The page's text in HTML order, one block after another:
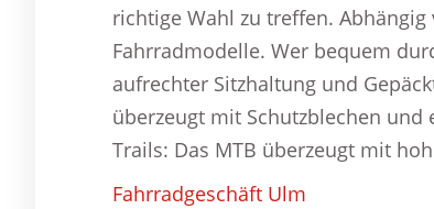
richtige Wahl zu treffen.
Fahrradmodelle. Wer bequem
aufrechter Sitzhaltung und
überzeugt mit Schutzblechen
Trails: Das MTB überzeugt mit
Fahrradgeschäft Ulm